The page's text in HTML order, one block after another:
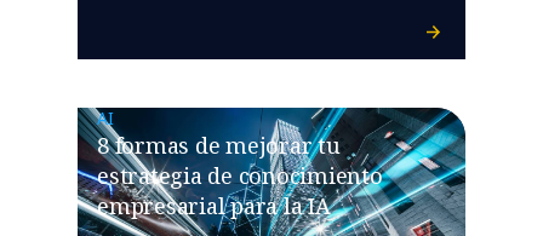
AI
8 formas de mejorar tu
estrategia de conocimiento
empresarial para la IA